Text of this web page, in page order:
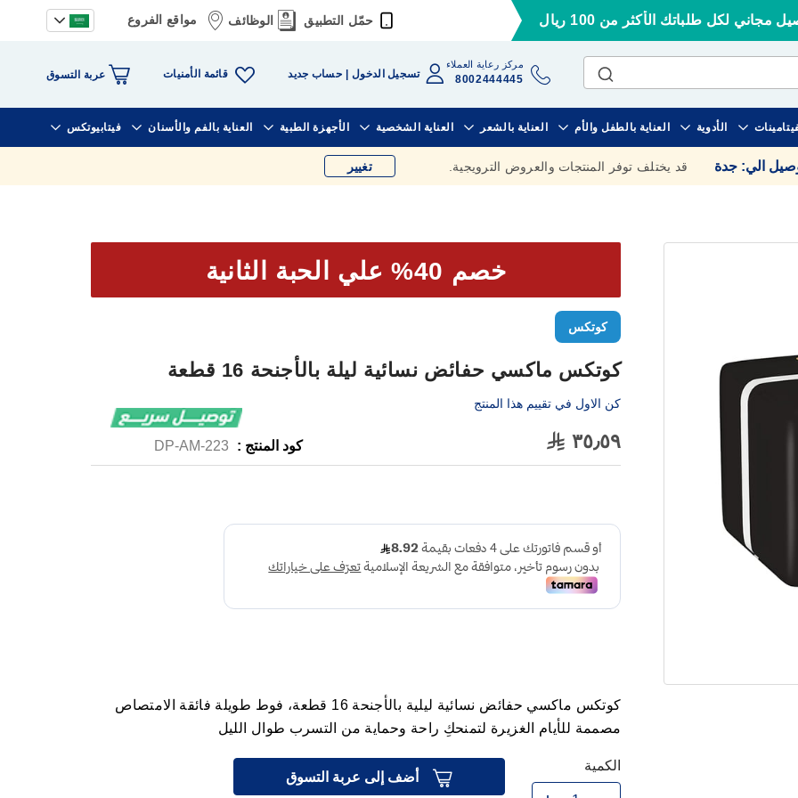
مجاني لكل طلباتك الأكثر من 100 ريال حمّل التطبيق الوظائف مواقع الفروع
مركز رعاية العملاء
8002444445 تسجيل الدخول حساب جديد قائمة الأمنيات عربة التسوق
الأدوية العناية بالطفل والأم العناية بالشعر العناية الشخصية الأجهزة الطبية العناية بالفم والأسنان فيتابيوتكس
الي: جدة قد يختلف توفر المنتجات والعروض الترويجية. تغيير
خصم 40% علي الحبة الثانية
كوتكس
كوتكس ماكسي حفائض نسائية ليلة بالأجنحة 16 قطعة
كن الاول في تقييم هذا المنتج
٣٥٫٥٩ كود المنتج : DP-AM-223
كوتكس ماكسي حفائض نسائية ليلية بالأجنحة 16 قطعة، فوط طويلة فائقة الامتصاص
مصممة للأيام الغزيرة لتمنحكِ راحة وحماية من التسرب طوال الليل
الكمية
أضف إلى عربة التسوق